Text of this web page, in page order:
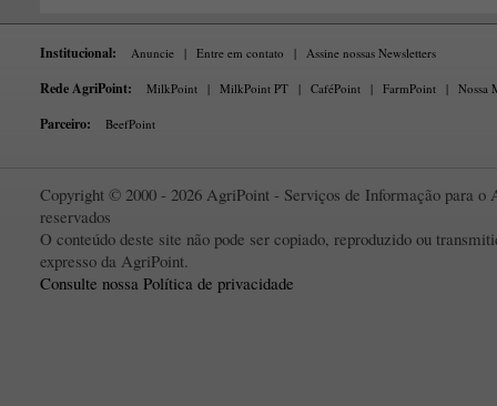
Institucional: Anuncie | Entre em contato | Assine nossas Newsletters
Rede AgriPoint: MilkPoint | MilkPoint PT | CaféPoint | FarmPoint | Nossa
Parceiro: BeefPoint
Copyright © 2000 - 2026 AgriPoint - Serviços de Informação para o
reservados
O conteúdo deste site não pode ser copiado, reproduzido ou
expresso da AgriPoint.
Consulte nossa Política de privacidade